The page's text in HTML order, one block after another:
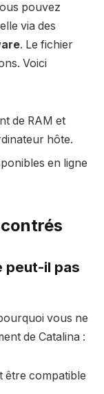
pouvez
via des
. Le fichier
Voici
de RAM et
hôte.
en ligne
peut-il pas
vous ne
de Catalina :
être compatible